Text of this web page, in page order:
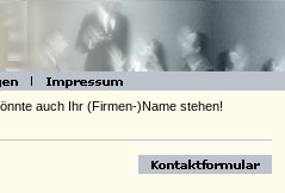
auch Ihr (Firmen-)Name stehen!